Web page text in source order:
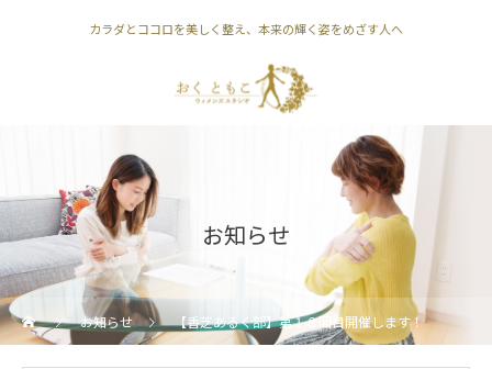
カラダとココロを美しく整え、本来の輝く姿をめざす人へ
お知らせ
お知らせ 【香芝あるく部】第１８回目開催します！